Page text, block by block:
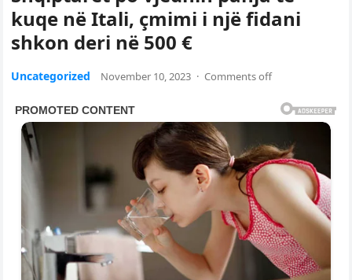
kuqe në Itali, çmimi i një fidani
shkon deri në 500 €
Uncategorized November 10, 2023 · Comments off